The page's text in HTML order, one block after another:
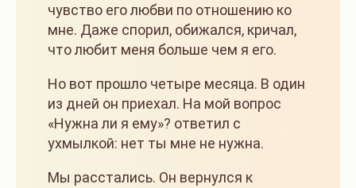
чувство его любви по отношению ко
мне. Даже спорил, обижался, кричал,
что любит меня больше чем я его.
Но вот прошло четыре месяца. В один
из дней он приехал. На мой вопрос
«Нужна ли я ему»? ответил с
ухмылкой: нет ты мне не нужна.
Мы расстались. Он вернулся к